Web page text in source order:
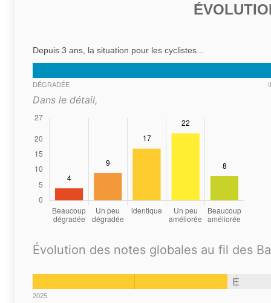
Depuis 3 ans, la situation pour les cyclistes...
DÉGRADÉE
Dans le détail,
Évolution des notes globales au fil des
E
2025